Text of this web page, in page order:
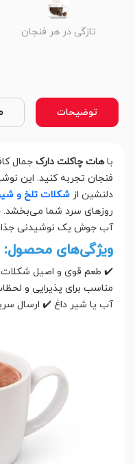
تازگی در هر فنجان
توضیحات
باهات چاکلت دارک جمال
فنجان تجربه کنید. این
دلنشین از شکلات تلخ و
روزهای سرد شما می‌بخشد.
آب جوش یک نوشیدنی
ویژگی‌های محصول:
✔️ طعم قوی و اصیل
مناسب برای پذیرایی و
آب یا شیر داغ ✔️ ارسال